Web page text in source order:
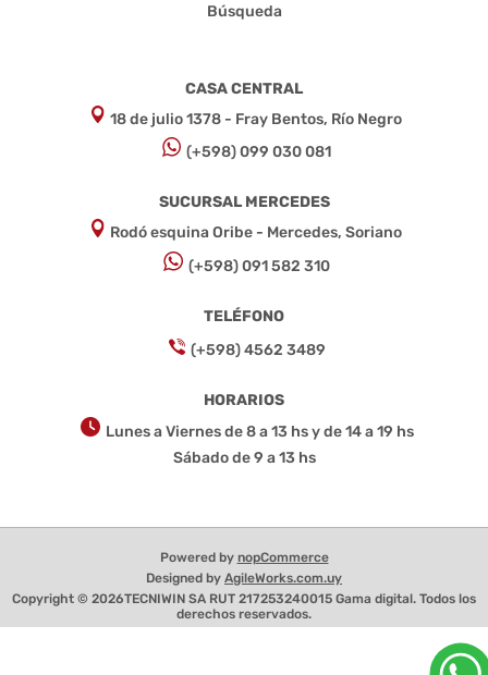
Búsqueda
CASA CENTRAL
18 de julio 1378 - Fray Bentos, Río Negro
(+598) 099 030 081
SUCURSAL MERCEDES
Rodó esquina Oribe - Mercedes, Soriano
(+598) 091 582 310
TELÉFONO
(+598) 4562 3489
HORARIOS
Lunes a Viernes de 8 a 13 hs y de 14 a 19 hs
Sábado de 9 a 13 hs
Powered by nopCommerce
Designed by AgileWorks.com.uy
Copyright © 2026TECNIWIN SA RUT 217253240015 Gama digital. Todos los
derechos reservados.